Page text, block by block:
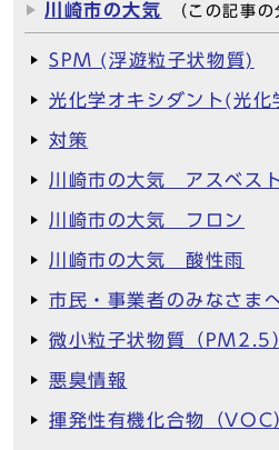
川崎市の大気 （この記事の
SPM (浮遊粒子状物質)
光化学オキシダント(光化
対策
川崎市の大気 アスベスト
川崎市の大気 フロン
川崎市の大気 酸性雨
市民・事業者のみなさま
微小粒子状物質（PM2.5
悪臭情報
揮発性有機化合物（VOC